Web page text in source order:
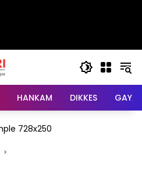
HANKAM DIKKES GAYA